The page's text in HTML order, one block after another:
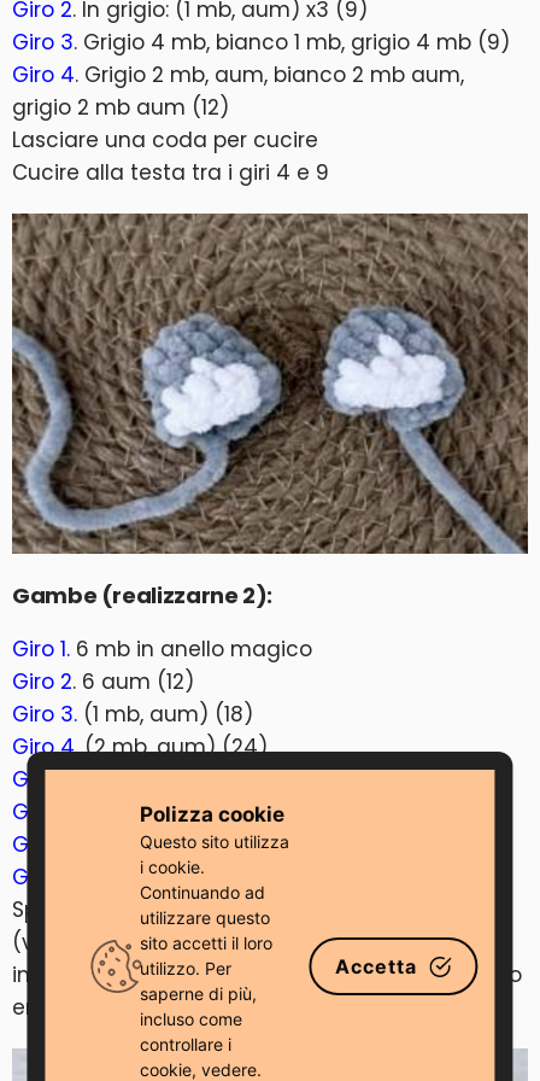
Giro 2. In grigio: (1 mb, aum) x3 (9)
Giro 3. Grigio 4 mb, bianco 1 mb, grigio 4 mb (9)
Giro 4. Grigio 2 mb, aum, bianco 2 mb aum,
grigio 2 mb aum (12)
Lasciare una coda per cucire
Cucire alla testa tra i giri 4 e 9
Gambe (realizzarne 2):
Giro 1. 6 mb in anello magico
Giro 2. 6 aum (12)
Giro 3. (1 mb, aum) (18)
Giro 4. (2 mb, aum) (24)
Giro 5. 24 mb
Giro 6
. 6 dim, 12 mb (18)
Giro 7.
(1 mb, dim) x3, 9 mb (15)
Giro 8
. 15 mb – ripetere per 5 giri
Spostare approssimativamente di 4 mb
(verificare che la gamba sia ben piegata),
imbottire leggermente, lavorare 7 mb attraverso
entrambi i lati, lasciare una coda per cucire.
Polizza cookie
Questo sito utilizza
i cookie.
Continuando ad
utilizzare questo
sito accetti il ​​loro
utilizzo. Per
saperne di più,
incluso come
controllare i
cookie, vedere.
Accetta